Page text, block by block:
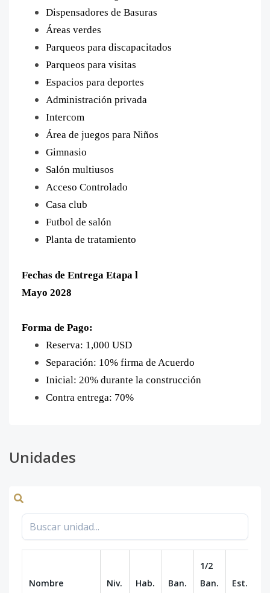
Dispensadores de Basuras
Áreas verdes
Parqueos para discapacitados
Parqueos para visitas
Espacios para deportes
Administración privada
Intercom
Área de juegos para Niños
Gimnasio
Salón multiusos
Acceso Controlado
Casa club
Futbol de salón
Planta de tratamiento
Fechas de Entrega Etapa l
Mayo 2028
Forma de Pago:
Reserva: 1,000 USD
Separación: 10% firma de Acuerdo
Inicial: 20% durante la construcción
Contra entrega: 70%
Unidades
Nombre Niv. Hab. Ban.
1/2
Ban.
Est.